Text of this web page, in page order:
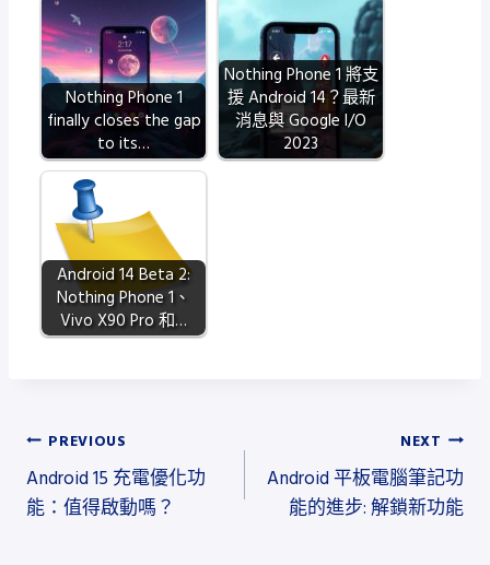
能
修
復
，
點
擊
通
知
不
會
直
接
程
式
Nothing Phone 1
finally closes the gap
to its…
Nothing Phone 1 將支
援 Android 14？最新
消息與 Google I/O
2023
Android 14 Beta 2:
Nothing Phone 1、
Vivo X90 Pro 和…
文
章
PREVIOUS
Android 15 充電優化功
能：值得啟動嗎？
NEXT
Android 平板電腦筆記功
能的進步: 解鎖新功能